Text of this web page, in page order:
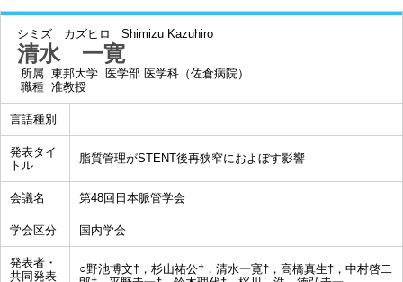
シミズ カズヒロ Shimizu Kazuhiro
清水 一寛
所属 東邦大学 医学部 医学科（佐倉病院）
職種 准教授
言語種別
発表タイ
トル
脂質管理がSTENT後再狭窄におよぼす影響
会議名 第48回日本脈管学会
学会区分 国内学会
発表者・
共同発表
○野池博文†，杉山祐公†，清水一寛†，高橋真生†，中村啓二